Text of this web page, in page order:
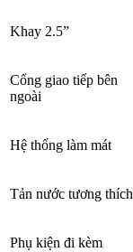
Khay 2.5”
Cổng giao tiếp bên
ngoài
Hệ thống làm mát
Tản nước tương thích
Phụ kiện đi kèm